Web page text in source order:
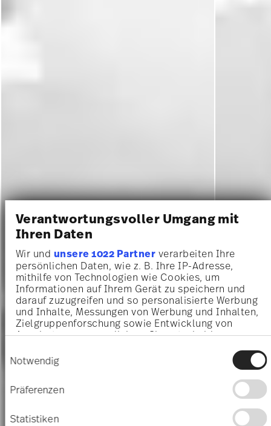
Verantwortungsvoller Umgang mit
Ihren Daten
Wir und unsere 1022 Partnerverarbeiten Ihre
persönlichen Daten, wie z. B. Ihre IP-Adresse,
mithilfe von Technologien wie Cookies, um
Informationen auf Ihrem Gerät zu speichern und
darauf zuzugreifen und so personalisierte Werbung
und Inhalte, Messungen von Werbung und Inhalten,
Zielgruppenforschung sowie Entwicklung von
Angeboten zu ermöglichen. Sie entscheiden
Sie können Ihre Einwilligung jederzeit über die
Cookie-Erklärung oder durch Klicken auf das
Privacy Trigger Symbol ändern oder widerrufen
Informationen über Ihre geografische Lage
Notwendig
Präferenzen
Statistiken